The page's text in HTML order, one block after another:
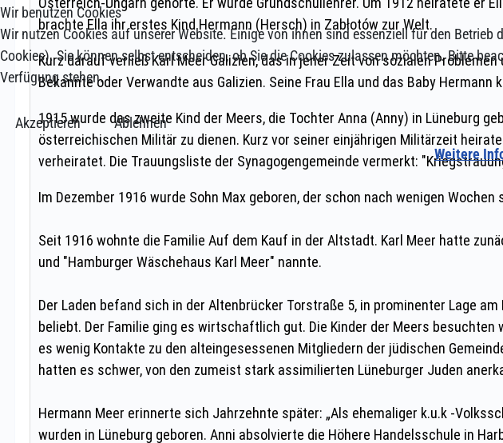
Wir benutzen Cookies
Wir nutzen Cookies auf unserer Website. Einige von ihnen sind essenziell für den
Cookies). Sie können selbst entscheiden, ob Sie die Cookies zulassen möchten. Bitte
Verfügung stehen.
Akzeptieren
Ablehnen
Weitere